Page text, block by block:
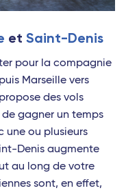
et Saint-Denis
pour la compagnie
Marseille vers
des vols
gagner un temps
une ou plusieurs
Denis augmente
au long de votre
sont, en effet,